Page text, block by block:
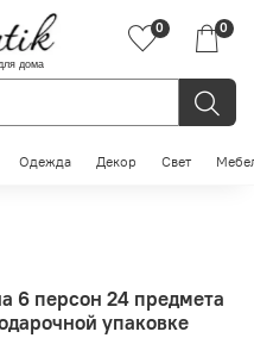
дома
0 0
Одежда Декор Свет
6 персон 24 предмета
упаковке